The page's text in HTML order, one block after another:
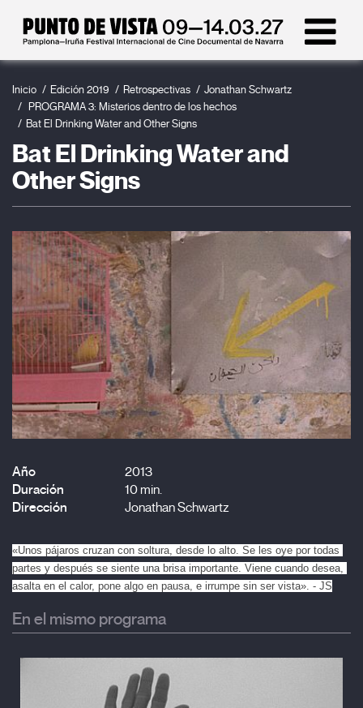
Inicio Edición 2019 Retrospectivas
Jonathan Schwartz
PROGRAMA 3: Misterios dentro de los hechos
Bat El Drinking Water and Other Signs
Bat El Drinking Water and
Other Signs
Año
2013
Duración
10 min.
Dirección
Jonathan Schwartz
«Unos pájaros cruzan con soltura, desde lo alto. Se les oye por todas
partes y después se siente una brisa importante. Viene cuando desea,
asalta en el calor, pone algo en pausa, e irrumpe sin ser vista». - JS
En el mismo programa